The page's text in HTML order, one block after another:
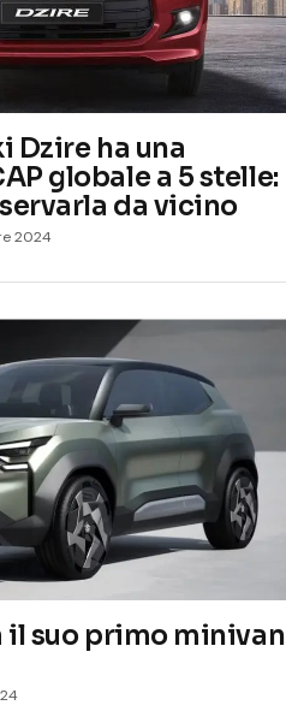
Dzire ha una
globale a 5 stelle:
da vicino
2024
il suo primo minivan